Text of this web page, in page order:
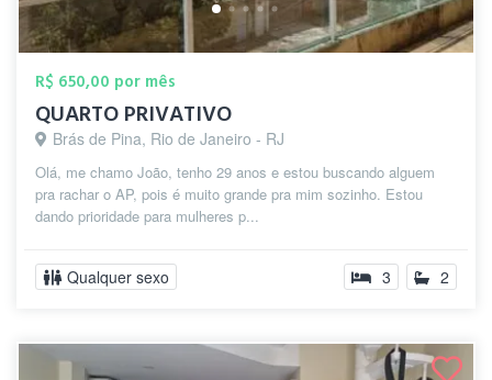
R$ 650,00 por mês
QUARTO PRIVATIVO
Brás de Pina, Rio de Janeiro - RJ
Olá, me chamo João, tenho 29 anos e estou buscando alguem
pra rachar o AP, pois é muito grande pra mim sozinho. Estou
dando prioridade para mulheres p...
Qualquer sexo 3 2